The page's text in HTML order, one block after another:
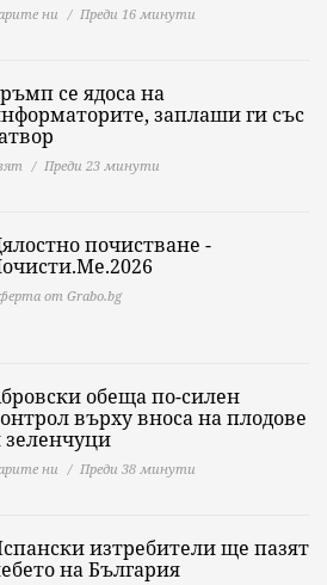
ни Преди 16 минути
се ядоса на
заплаши ги със
Преди 23 минути
почистване -
от Grabo.bg
обеща по-силен
върху вноса на плодове
зеленчуци
ни Преди 38 минути
изтребители ще пазят
на България